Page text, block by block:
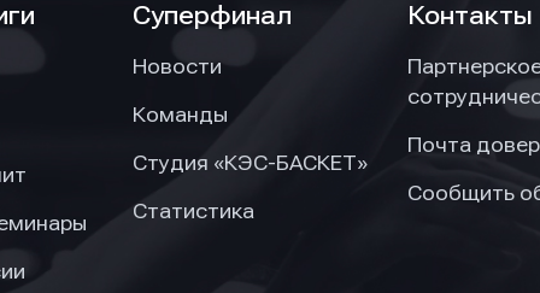
Суперфинал
Новости
Команды
Студия «КЭС-БАСКЕТ»
Статистика
Контакты
Почта
Сообщить